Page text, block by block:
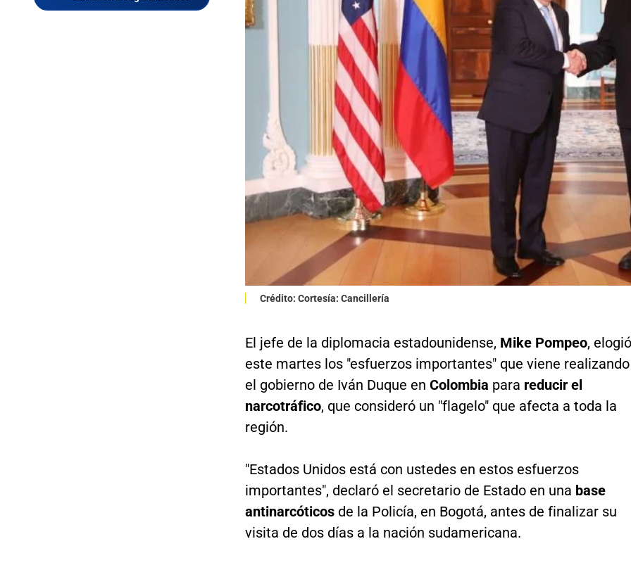
Crédito: Cortesía: Cancillería
El jefe de la diplomacia estadounidense, Mike Pompeo, elogió
este martes los "esfuerzos importantes" que viene realizando
el gobierno de Iván Duque en Colombia para reducir el
narcotráfico, que consideró un "flagelo" que afecta a toda la
región.
"Estados Unidos está con ustedes en estos esfuerzos
importantes", declaró el secretario de Estado en una base
antinarcóticosde la Policía, en Bogotá, antes de finalizar su
visita de dos días a la nación sudamericana.